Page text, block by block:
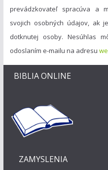
prevádzkovateľ spracúva a
svojich osobných údajov, ak
dotknutej osoby. Nesúhlas
odoslaním e-mailu na adresu
BIBLIA ONLINE
ZAMYSLENIA